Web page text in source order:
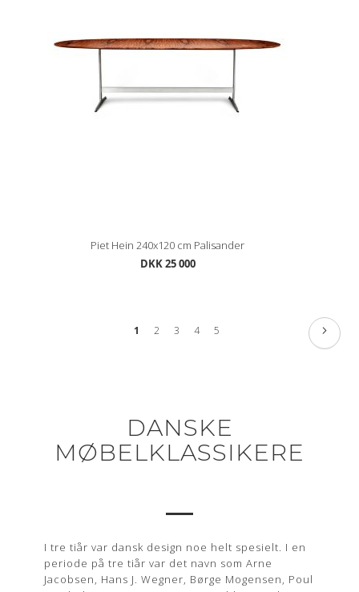
Piet Hein 240x120 cm Palisander
DKK 25 000
Side
You're
1 Side
2 Side
3 Side
4 Side
5 Side
Neste
DANSKE
MØBELKLASSIKERE
I tre tiår var dansk design noe helt spesielt. I en
periode på tre tiår var det navn som Arne
Jacobsen, Hans J. Wegner, Børge Mogensen, Poul